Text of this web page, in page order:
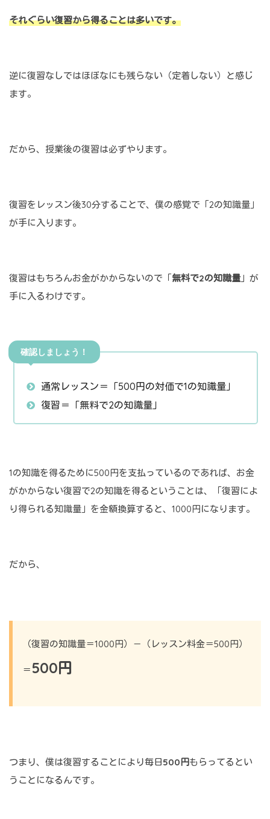
それぐらい復習から得ることは多いです。
逆に復習なしではほぼなにも残らない（定着しない）と感じ
ます。
だから、授業後の復習は必ずやります。
復習をレッスン後30分することで、僕の感覚で「2の知識量」
が手に入ります。
復習はもちろんお金がかからないので「 無料で2の知識量」が
手に入るわけです。
確認しましょう！
通常レッスン＝「500円の対価で1の知識量」
復習＝「無料で2の知識量」
1の知識を得るために500円を支払っているのであれば、お金
がかからない復習で2の知識を得るということは、「復習によ
り得られる知識量」を金額換算すると、1000円になります。
だから、
（復習の知識量＝1000円）－（レッスン料金＝500円）
＝ 500円
つまり、僕は復習することにより毎日500円もらってるとい
うことになるんです。